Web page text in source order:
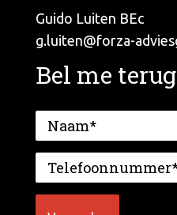
Guido Luiten BEc
g.luiten@forza-
Bel me